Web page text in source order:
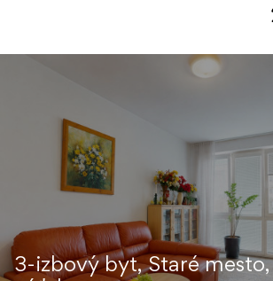
3-izbový byt, Staré